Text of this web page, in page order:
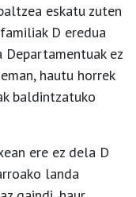
eskatu zuten
D eredua
ez
hautu horrek
baldintzatuko
ere ez dela D
landa